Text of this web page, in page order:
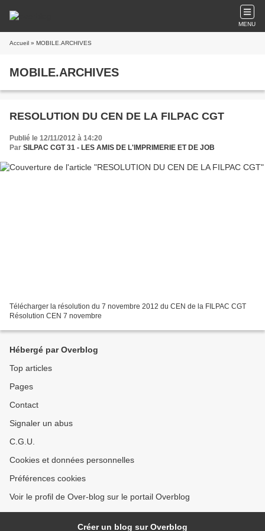
MENU
Accueil » MOBILE.ARCHIVES
MOBILE.ARCHIVES
RESOLUTION DU CEN DE LA FILPAC CGT
Publié le 12/11/2012 à 14:20
Par SILPAC CGT 31 - LES AMIS DE L'IMPRIMERIE ET DE JOB
Télécharger la résolution du 7 novembre 2012 du CEN de la FILPAC CGT
Résolution CEN 7 novembre
Hébergé par Overblog
Top articles
Pages
Contact
Signaler un abus
C.G.U.
Cookies et données personnelles
Préférences cookies
Voir le profil de Over-blog sur le portail Overblog
Créer un blog sur Overblog